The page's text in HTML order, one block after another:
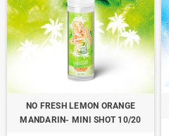
NO FRESH LEMON ORANGE
MANDARIN- MINI SHOT 10/20